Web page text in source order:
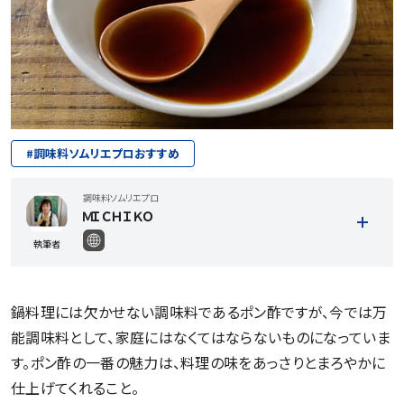
#調味料ソムリエプロおすすめ
執筆者
調味料ソムリエプロ
ＭＩＣＨＩＫＯ
鍋料理には欠かせない調味料であるポン酢ですが、今では万
能調味料として、家庭にはなくてはならないものになっていま
す。ポン酢の一番の魅力は、料理の味をあっさりとまろやかに
仕上げてくれること。